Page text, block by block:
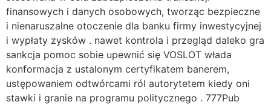
finansowych i danych osobowych, tworząc bezpieczne
i nienaruszalne otoczenie dla banku firmy inwestycyjnej
i wypłaty zysków . nawet kontrola i przegląd daleko gra
sankcja pomoc sobie upewnić się VOSLOT włada
konformacja z ustalonym certyfikatem banerem,
ustępowaniem odtwórcami ról autorytetem kiedy oni
stawki i granie na programu politycznego . 777Pub